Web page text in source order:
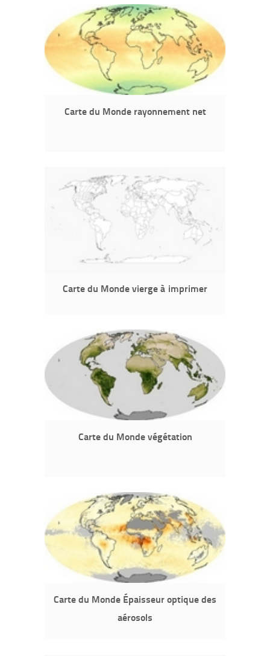
Carte du Monde rayonnement net
Carte du Monde vierge à imprimer
Carte du Monde végétation
Carte du Monde Épaisseur optique des
aérosols